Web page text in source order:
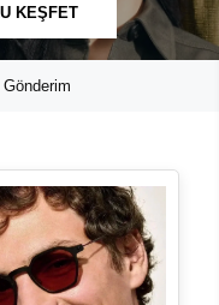
KEŞFET